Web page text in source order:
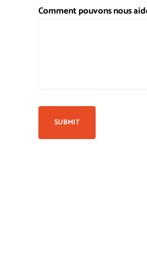
Comment pouvons nous
SUBMIT